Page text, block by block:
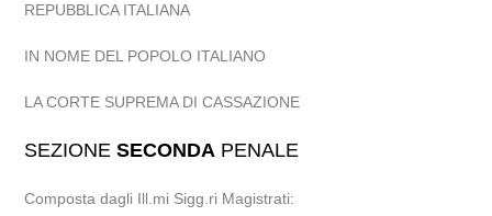
REPUBBLICA ITALIANA
IN NOME DEL POPOLO ITALIANO
LA CORTE SUPREMA DI CASSAZIONE
SEZIONESECONDA PENALE
Composta dagli Ill.mi Sigg.ri Magistrati: